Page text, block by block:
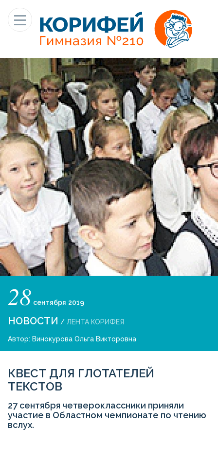
28 сентября 2019
НОВОСТИ / ЛЕНТА КОРИФЕЯ
Автор: Винокурова Ольга Викторовна
КВЕСТ ДЛЯ ГЛОТАТЕЛЕЙ
ТЕКСТОВ
27 сентября четвероклассники приняли
участие в Областном чемпионате по чтению
вслух.